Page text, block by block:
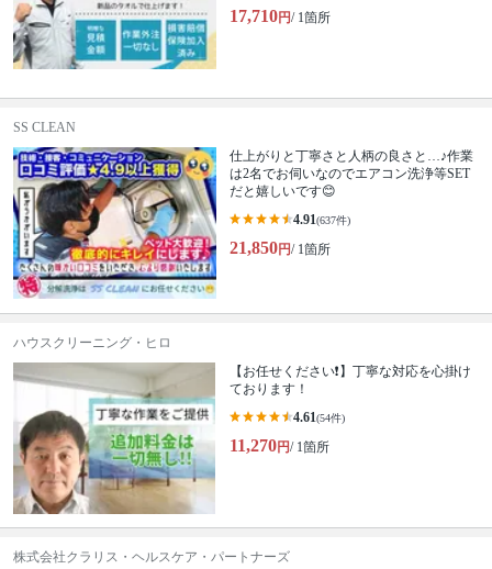
17,710円/ 1箇所
SS CLEAN
仕上がりと丁寧さと人柄の良さと…♪作業
は2名でお伺いなのでエアコン洗浄等SET
だと嬉しいです😊
4.91(637件)
21,850円/ 1箇所
ハウスクリーニング・ヒロ
【お任せください❗️】丁寧な対応を心掛け
ております！
4.61(54件)
11,270円/ 1箇所
株式会社クラリス・ヘルスケア・パートナーズ